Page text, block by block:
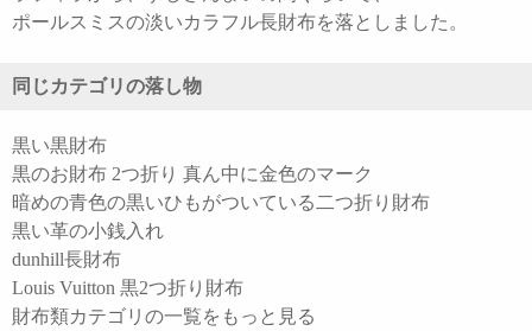
ポールスミスの淡いカラフル長財布を落としました。
同じカテゴリの落し物
黒い黒財布
黒のお財布 2つ折り 真ん中に金色のマーク
暗めの青色の黒いひもがついている二つ折り財布
黒い革の小銭入れ
dunhill長財布
Louis Vuitton 黒2つ折り財布
財布類カテゴリの一覧をもっと見る